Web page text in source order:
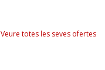
Veure totes les seves ofertes